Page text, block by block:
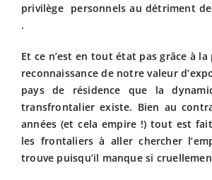
privilège personnels au détriment
.
Et ce n’est en tout état pas grâce à
reconnaissance de notre valeur
pays de résidence que la
transfrontalier existe. Bien au
années (et cela empire !) tout est
les frontaliers à aller chercher
trouve puisqu’il manque si